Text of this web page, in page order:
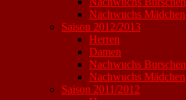
Nachwuchs Mädchen
Saison 2012/2013
Herren
Damen
Nachwuchs Burschen
Nachwuchs Mädchen
Saison 2011/2012